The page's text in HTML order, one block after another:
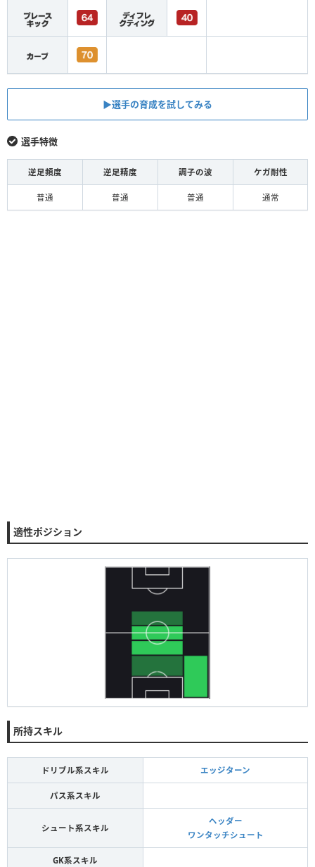
▶︎選手の育成を試してみる
選手特徴
逆足頻度 逆足精度 調子の波 ケガ耐性
普通 普通 普通 通常
適性ポジション
所持スキル
ドリブル系スキル エッジターン
パス系スキル
シュート系スキル
ヘッダー
ワンタッチシュート
GK系スキル